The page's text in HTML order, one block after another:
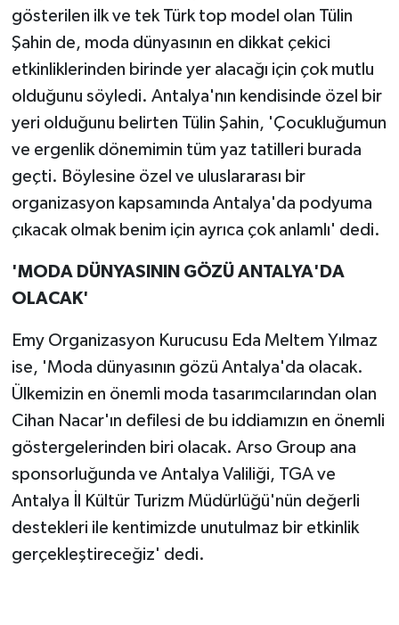
gösterilen ilk ve tek Türk top model olan Tülin
Şahin de, moda dünyasının en dikkat çekici
etkinliklerinden birinde yer alacağı için çok mutlu
olduğunu söyledi. Antalya'nın kendisinde özel bir
yeri olduğunu belirten Tülin Şahin, 'Çocukluğumun
ve ergenlik dönemimin tüm yaz tatilleri burada
geçti. Böylesine özel ve uluslararası bir
organizasyon kapsamında Antalya'da podyuma
çıkacak olmak benim için ayrıca çok anlamlı' dedi.
'MODA DÜNYASININ GÖZÜ ANTALYA'DA
OLACAK'
Emy Organizasyon Kurucusu Eda Meltem Yılmaz
ise, 'Moda dünyasının gözü Antalya'da olacak.
Ülkemizin en önemli moda tasarımcılarından olan
Cihan Nacar'ın defilesi de bu iddiamızın en önemli
göstergelerinden biri olacak. Arso Group ana
sponsorluğunda ve Antalya Valiliği, TGA ve
Antalya İl Kültür Turizm Müdürlüğü'nün değerli
destekleri ile kentimizde unutulmaz bir etkinlik
gerçekleştireceğiz' dedi.